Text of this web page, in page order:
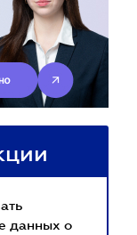
данных о